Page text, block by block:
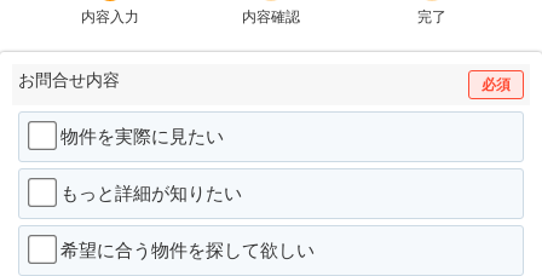
内容入力
内容確認
完了
お問合せ内容 必須
物件を実際に見たい
もっと詳細が知りたい
希望に合う物件を探して欲しい